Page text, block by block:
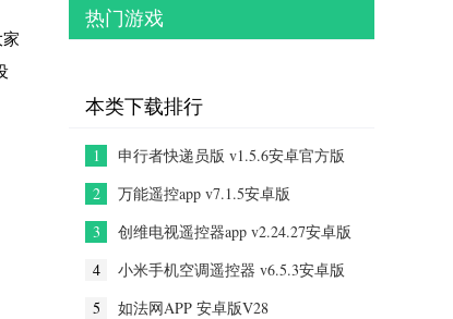
热门游戏
本类下载排行
1
申行者快递员版 v1.5.6安卓官方版
2
万能遥控app v7.1.5安卓版
3
创维电视遥控器app v2.24.27安卓版
4
小米手机空调遥控器 v6.5.3安卓版
5
如法网APP 安卓版V28